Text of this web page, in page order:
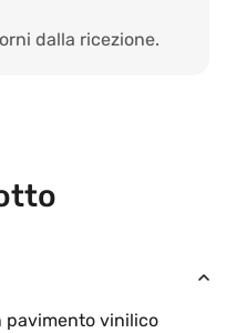
dalla ricezione.
pavimento vinilico